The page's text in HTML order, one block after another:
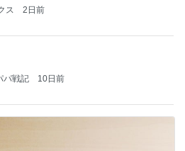
ス 2日前
パ戦記 10日前